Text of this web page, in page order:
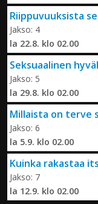
Riippuvuuksista
Jakso: 4
la 22.8. klo 02.00
Seksuaalinen
Jakso: 5
la 29.8. klo 02.00
Millaista on terve
Jakso: 6
la 5.9. klo 02.00
Kuinka rakastaa
Jakso: 7
la 12.9. klo 02.00